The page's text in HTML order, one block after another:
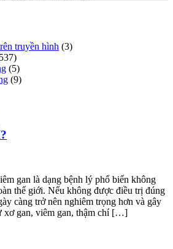
truyền hình (3)
(5)
(9)
gan là dạng bệnh lý phổ biến không
thế giới. Nếu không được điều trị đúng
càng trở nên nghiêm trọng hơn và gây
xơ gan, viêm gan, thậm chí […]